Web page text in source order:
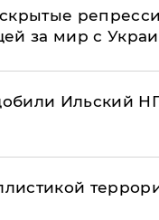
за мир с
Ильский